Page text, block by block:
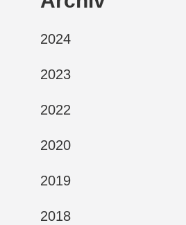
2024
2023
2022
2020
2019
2018